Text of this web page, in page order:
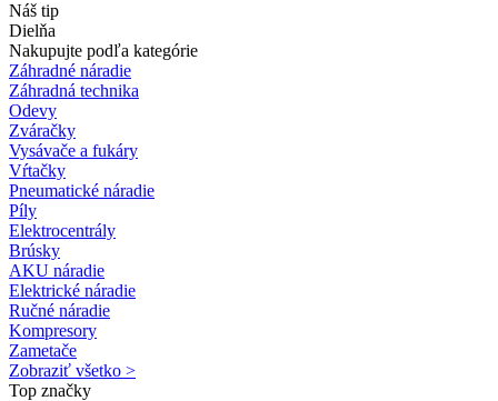
Náš tip
Dielňa
Nakupujte podľa kategórie
Záhradné náradie
Záhradná technika
Odevy
Zváračky
Vysávače a fukáry
Vŕtačky
Pneumatické náradie
Píly
Elektrocentrály
Brúsky
AKU náradie
Elektrické náradie
Ručné náradie
Kompresory
Zametače
Zobraziť všetko >
Top značky